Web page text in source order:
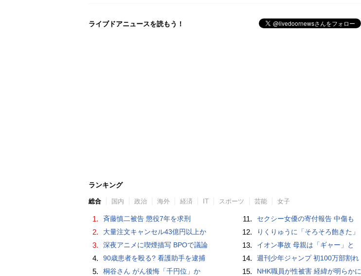
ライブドアニュースを読もう！
ランキング
総合 国内 政治 海外 経済 IT スポーツ 芸能 女子
1. 斉藤慎二被告 懲役7年を求刑
2. 大量注文キャンセル43億円以上か
3. 深夜アニメに喫煙描写 BPOで議論
4. 90歳患者を殴る? 看護助手を逮捕
5. 桐谷さん がん後悔「千円位」か
11. セクシー女優の寄付報告 中傷も
12. りくりゅうに「そろそろ飽きた」
13. イオン事故 母親は「ギャー」と
14. 週刊少年ジャンプ 初100万部割れ
15. NHK職員が性被害 経緯が明らかに